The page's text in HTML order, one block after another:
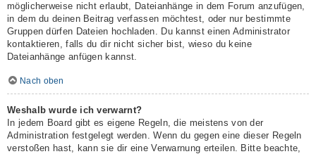
möglicherweise nicht erlaubt, Dateianhänge in dem Forum anzufügen,
in dem du deinen Beitrag verfassen möchtest, oder nur bestimmte
Gruppen dürfen Dateien hochladen. Du kannst einen Administrator
kontaktieren, falls du dir nicht sicher bist, wieso du keine
Dateianhänge anfügen kannst.
Nach oben
Weshalb wurde ich verwarnt?
In jedem Board gibt es eigene Regeln, die meistens von der
Administration festgelegt werden. Wenn du gegen eine dieser Regeln
verstoßen hast, kann sie dir eine Verwarnung erteilen. Bitte beachte,